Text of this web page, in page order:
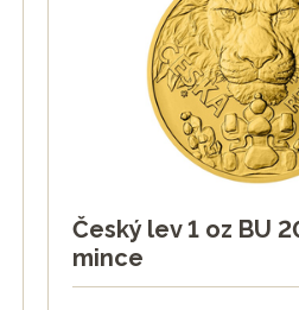
Český lev 1 oz BU
mince